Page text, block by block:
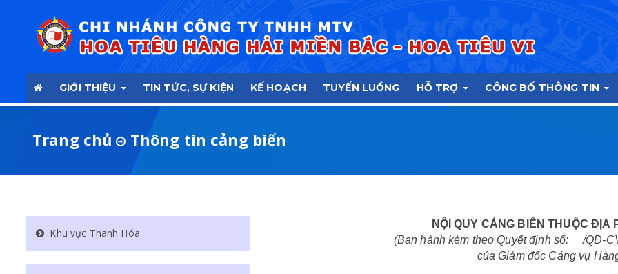
GIỚI THIỆU TIN TỨC, SỰ KIỆN KẾ HOẠCH TUYẾN LUỒNG HỖ TRỢ CÔNG BỐ THÔNG TIN
Trang chủ Thông tin cảng biển
Khu vực Thanh Hóa
NỘI QUY CẢNG BIỂN THUỘC ĐỊA
(Ban hành kèm theo Quyết định số: /
của Giám đốc Cảng vụ